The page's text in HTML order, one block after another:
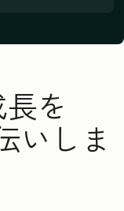
を
いしま